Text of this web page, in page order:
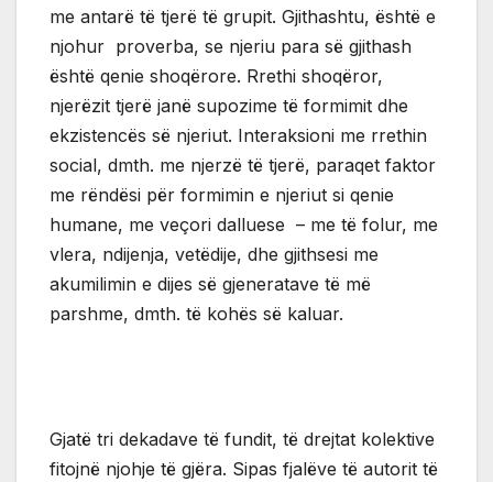
me antarë të tjerë të grupit. Gjithashtu, është e
njohur proverba, se njeriu para së gjithash
është qenie shoqërore. Rrethi shoqëror,
njerëzit tjerë janë supozime të formimit dhe
ekzistencës së njeriut. Interaksioni me rrethin
social, dmth. me njerzë të tjerë, paraqet faktor
me rëndësi për formimin e njeriut si qenie
humane, me veçori dalluese – me të folur, me
vlera, ndijenja, vetëdije, dhe gjithsesi me
akumilimin e dijes së gjeneratave të më
parshme, dmth. të kohës së kaluar.
Gjatë tri dekadave të fundit, të drejtat kolektive
fitojnë njohje të gjëra. Sipas fjalëve të autorit të